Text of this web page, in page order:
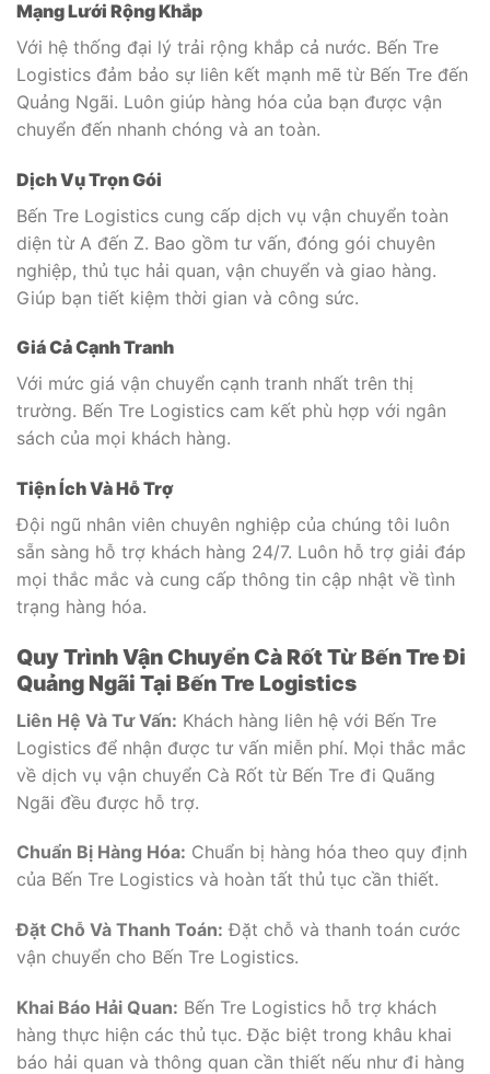
Mạng Lưới Rộng Khắp
Với hệ thống đại lý trải rộng khắp cả nước. Bến Tre
Logistics đảm bảo sự liên kết mạnh mẽ từ Bến Tre đến
Quảng Ngãi. Luôn giúp hàng hóa của bạn được vận
chuyển đến nhanh chóng và an toàn.
Dịch Vụ Trọn Gói
Bến Tre Logistics cung cấp dịch vụ vận chuyển toàn
diện từ A đến Z. Bao gồm tư vấn, đóng gói chuyên
nghiệp, thủ tục hải quan, vận chuyển và giao hàng.
Giúp bạn tiết kiệm thời gian và công sức.
Giá Cả Cạnh Tranh
Với mức giá vận chuyển cạnh tranh nhất trên thị
trường. Bến Tre Logistics cam kết phù hợp với ngân
sách của mọi khách hàng.
Tiện Ích Và Hỗ Trợ
Đội ngũ nhân viên chuyên nghiệp của chúng tôi luôn
sẵn sàng hỗ trợ khách hàng 24/7. Luôn hỗ trợ giải đáp
mọi thắc mắc và cung cấp thông tin cập nhật về tình
trạng hàng hóa.
Quy Trình Vận Chuyển Cà Rốt Từ Bến Tre Đi
Quảng Ngãi Tại Bến Tre Logistics
Liên Hệ Và Tư Vấn: Khách hàng liên hệ với Bến Tre
Logistics để nhận được tư vấn miễn phí. Mọi thắc mắc
về dịch vụ vận chuyển Cà Rốt từ Bến Tre đi Quãng
Ngãi đều được hỗ trợ.
Chuẩn Bị Hàng Hóa: Chuẩn bị hàng hóa theo quy định
của Bến Tre Logistics và hoàn tất thủ tục cần thiết.
Đặt Chỗ Và Thanh Toán: Đặt chỗ và thanh toán cước
vận chuyển cho Bến Tre Logistics.
Khai Báo Hải Quan: Bến Tre Logistics hỗ trợ khách
hàng thực hiện các thủ tục. Đặc biệt trong khâu khai
báo hải quan và thông quan cần thiết nếu như đi hàng